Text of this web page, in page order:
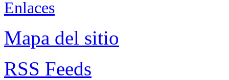
Enlaces
Mapa del sitio
RSS Feeds